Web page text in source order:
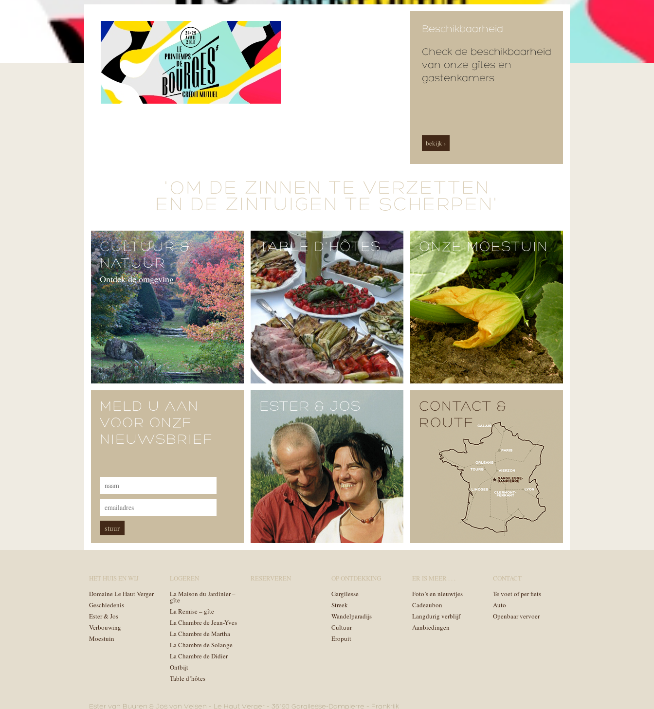
Beschikbaarheid
Check de beschikbaarheid
van onze gîtes en
gastenkamers
bekijk ›
'OM DE ZINNEN TE VERZETTEN
EN DE ZINTUIGEN TE SCHERPEN'
CULTUUR &
NATUUR
Ontdek de omgeving
TABLE D'HÔTES ONZE MOESTUIN
MELD U AAN
VOOR ONZE
NIEUWSBRIEF
ESTER & JOS
CONTACT &
ROUTE
HET HUIS EN WIJ
Domaine Le Haut Verger
Geschiedenis
Ester & Jos
Verbouwing
Moestuin
LOGEREN
La Maison du Jardinier –
gîte
La Remise – gîte
La Chambre de Jean-Yves
La Chambre de Martha
La Chambre de Solange
La Chambre de Didier
Ontbijt
Table d’hôtes
RESERVEREN
OP ONTDEKKING
Gargilesse
Streek
Wandelparadijs
Cultuur
Eropuit
ER IS MEER . . .
Foto’s en nieuwtjes
Cadeaubon
Langdurig verblijf
Aanbiedingen
CONTACT
Te voet of per fiets
Auto
Openbaar vervoer
Ester van Buuren & Jos van Velsen – Le Haut Verger – 36190 Gargilesse-Dampierre – Frankrijk